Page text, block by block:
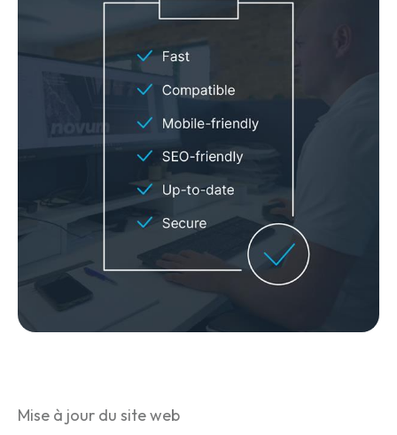
Mise à jour du site web